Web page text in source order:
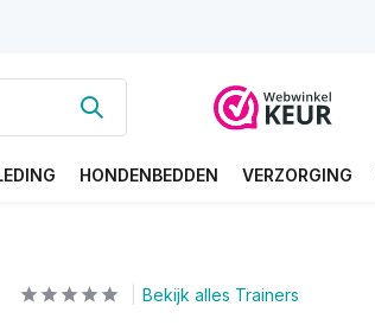
HONDENBEDDEN VERZORGING
Bekijk alles Trainers